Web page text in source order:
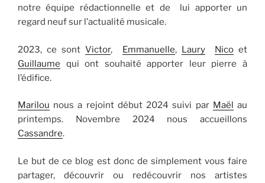
notre équipe rédactionnelle et de lui apporter un
regard neuf sur l’actualité musicale.
2023, ce sontVictor, Emmanuelle, Laury Nicoet
Guillaume qui ont souhaité apporter leur pierre à
l’édifice.
Marilou nous a rejoint début 2024 suivi par Maël au
printemps. Novembre 2024 nous accueillons
Cassandre.
Le but de ce blog est donc de simplement vous faire
partager, découvrir ou redécouvrir nos artistes